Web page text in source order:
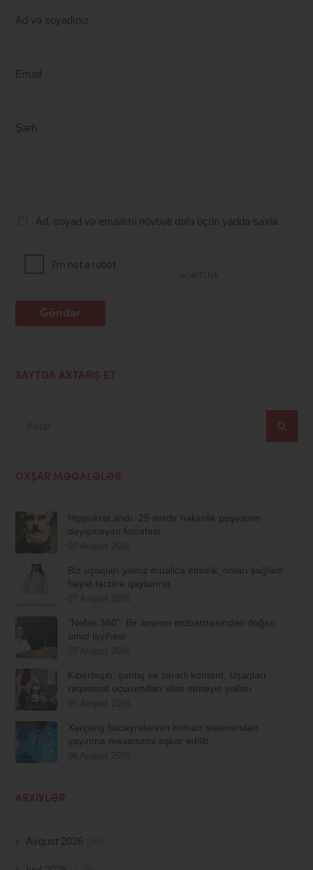
SAYTDA AXTARIŞ ET
OXŞAR MƏQALƏLƏR
Hippokrat andı: 25 əsrdir həkimlik peşəsinin
dəyişməyən fəlsəfəsi
Biz uşaqları yalnız müalicə etmirik, onları sağlam
həyat tərzinə qaytarırıq
“Nəfəs 360”: Bir ananın mübarizəsindən doğan
ümid layihəsi
Kibertəqib, şantaj və zərərli kontent: Uşaqları
rəqəmsal uçurumdan xilas etməyin yolları
Xərçəng hüceyrələrinin immun sistemindən
yayınma mexanizmi aşkar edilib
ARXIVLƏR
Avqust 2026
Ad və soyadınız
Email
Şərh
Ad, soyad və emailimi növbəti dəfə üçün yadda saxla
Göndər